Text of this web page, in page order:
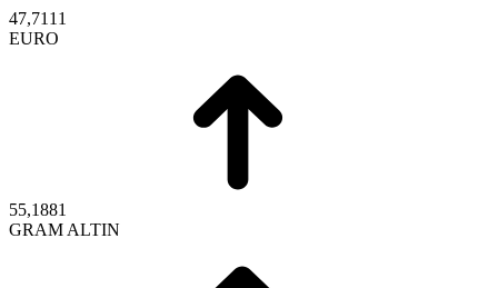
47,7111
EURO
55,1881
GRAM ALTIN